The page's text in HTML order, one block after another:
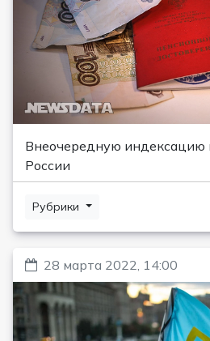
Внеочередную индексацию
России
Рубрики
28 марта 2022, 14:00